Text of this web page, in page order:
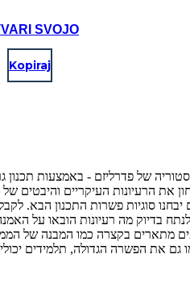
SVOJO
Kopiraj
של פדרליזם - באמצעות תכנון
את הרעיונות העיקריים והיבטים
יבחנו סוגיות פשרות התכנון הבא.
בדיוק מה רעיונות הובאו על
מתארים בקצרה כמו המבנה של
גם את הפשרה הגדולה, תלמידים